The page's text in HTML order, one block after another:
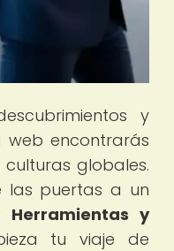
y
web encontrarás
globales.
las puertas a un
Herramientas y
tu viaje de